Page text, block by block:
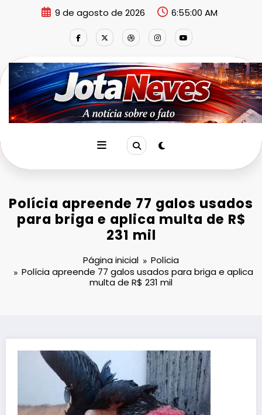
9 de agosto de 2026 6:55:01 AM
Polícia apreende 77 galos usados
para briga e aplica multa de R$
231 mil
Página inicial
Polícia
Polícia apreende 77 galos usados para briga e aplica
multa de R$ 231 mil